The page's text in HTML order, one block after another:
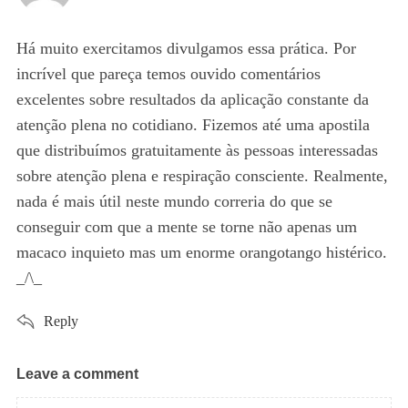
s
:
Há muito exercitamos divulgamos essa prática. Por
incrível que pareça temos ouvido comentários
excelentes sobre resultados da aplicação constante da
atenção plena no cotidiano. Fizemos até uma apostila
que distribuímos gratuitamente às pessoas interessadas
sobre atenção plena e respiração consciente. Realmente,
nada é mais útil neste mundo correria do que se
conseguir com que a mente se torne não apenas um
macaco inquieto mas um enorme orangotango histérico.
_/\_
Reply
L
e
Leave a comment